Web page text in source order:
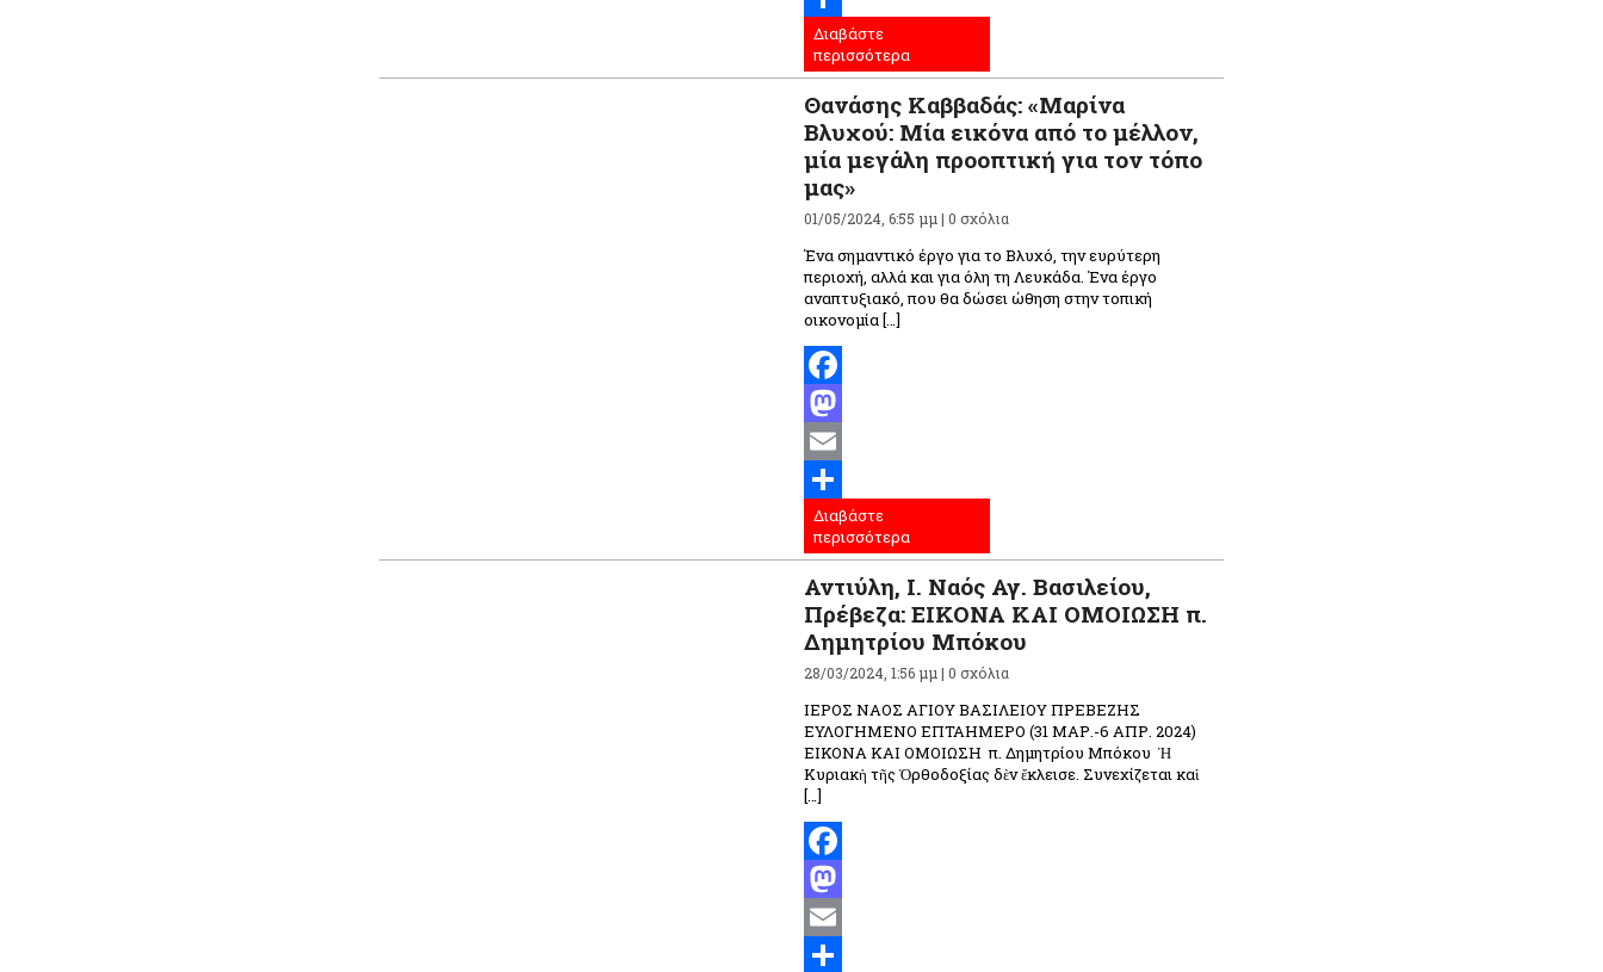
Μοιραστείτε
Διαβάστε
περισσότερα
Θανάσης Καββαδάς: «Μαρίνα
Βλυχού: Μία εικόνα από το μέλλον,
μία μεγάλη προοπτική για τον τόπο
μας»
01/05/2024, 6:55 μμ |0 σχόλια
Ένα σημαντικό έργο για το Βλυχό, την ευρύτερη
περιοχή, αλλά και για όλη τη Λευκάδα. Ένα έργο
αναπτυξιακό, που θα δώσει ώθηση στην τοπική
οικονομία […]
Facebook
Mastodon
Email
Μοιραστείτε
Διαβάστε
περισσότερα
Αντιύλη, Ι. Ναός Αγ. Βασιλείου,
Πρέβεζα: ΕΙΚΟΝΑ ΚΑΙ ΟΜΟΙΩΣΗ π.
Δημητρίου Μπόκου
28/03/2024, 1:56 μμ |0 σχόλια
ΙΕΡΟΣ ΝΑΟΣ ΑΓΙΟΥ ΒΑΣΙΛΕΙΟΥ ΠΡΕΒΕΖΗΣ
ΕΥΛΟΓΗΜΕΝΟ ΕΠΤΑΗΜΕΡΟ (31 ΜΑΡ.-6 ΑΠΡ. 2024)
ΕΙΚΟΝΑ ΚΑΙ ΟΜΟΙΩΣΗ π. Δημητρίου Μπόκου Ἡ
Κυριακὴ τῆς Ὀρθοδοξίας δὲν ἔκλεισε. Συνεχίζεται καὶ
[…]
Facebook
Mastodon
Email